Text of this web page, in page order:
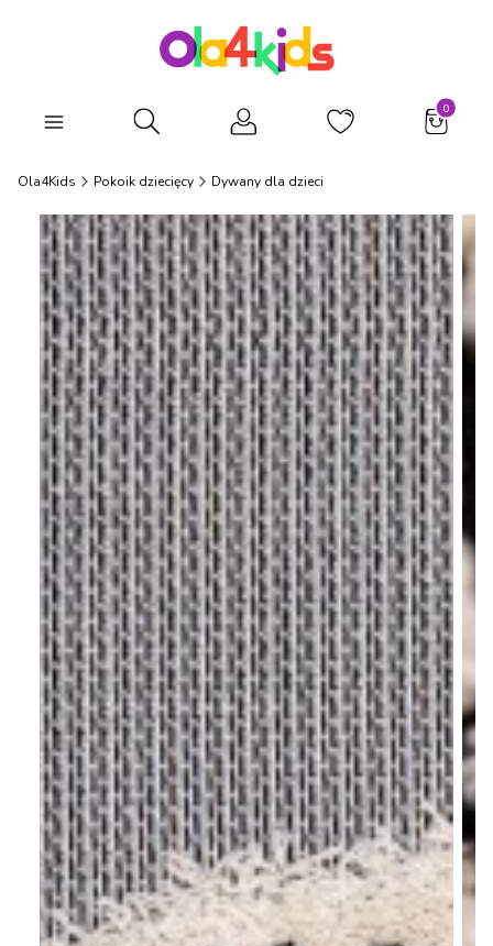
Otwórz wyszukiwarkę
Ola4Kids Pokoik dziecięcy Dywany dla dzieci